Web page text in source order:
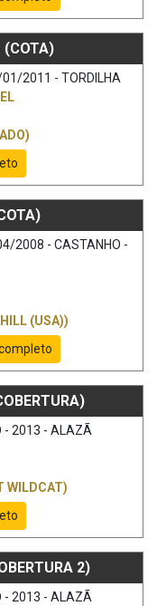
(COTA)
01/2011 - TORDILHA
2008 - CASTANHO -
(USA))
- 2013 - ALAZÃ
WILDCAT)
2)
- 2013 - ALAZÃ